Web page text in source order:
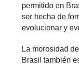
permitido en
ser hecha de
evolucionar y
La morosidad
Brasil también